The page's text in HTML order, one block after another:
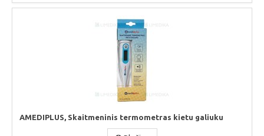
AMEDIPLUS, Skaitmeninis termometras kietu galiuku